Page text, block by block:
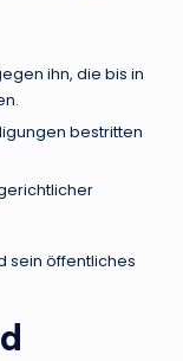
ihn, die bis in
bestritten
sein öffentliches